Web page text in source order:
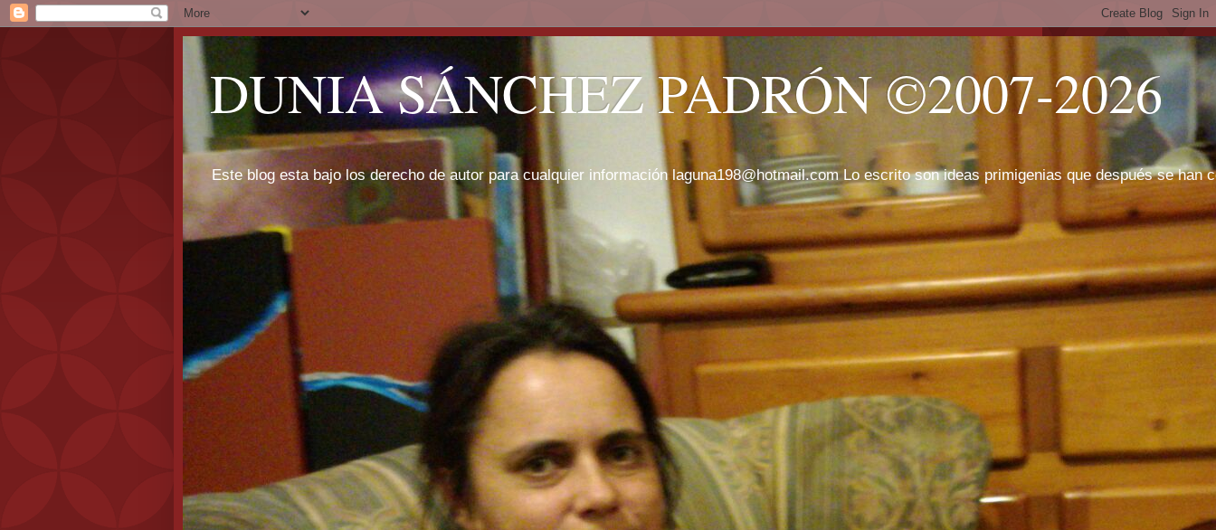
DUNIA SÁNCHEZ PADRÓN ©2007-2026
Este blog esta bajo los derecho de autor para cualquier información laguna198@hotmail.com Lo escrito son ideas primigenias que después se han